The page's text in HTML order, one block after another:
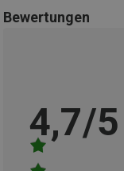
Bewertungen
4,7/5